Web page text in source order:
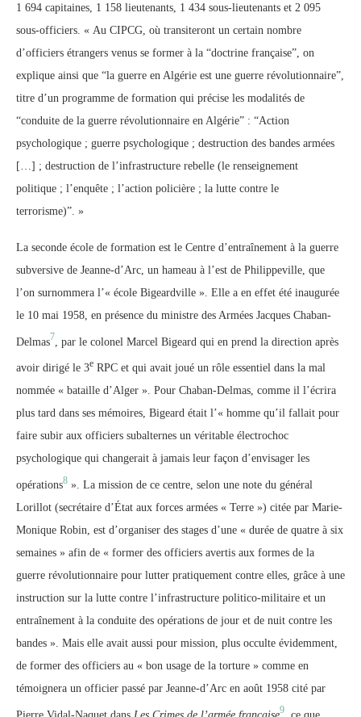
1 694 capitaines, 1 158 lieutenants, 1 434 sous-lieutenants et 2 095
sous-officiers. « Au CIPCG, où transiteront un certain nombre
d’officiers étrangers venus se former à la “doctrine française”, on
explique ainsi que “la guerre en Algérie est une guerre révolutionnaire”,
titre d’un programme de formation qui précise les modalités de
“conduite de la guerre révolutionnaire en Algérie” : “Action
psychologique ; guerre psychologique ; destruction des bandes armées
[…] ; destruction de l’infrastructure rebelle (le renseignement
politique ; l’enquête ; l’action policière ; la lutte contre le
terrorisme)”. »
La seconde école de formation est le Centre d’entraînement à la guerre
subversive de Jeanne-d’Arc, un hameau à l’est de Philippeville, que
l’on surnommera l’« école Bigeardville ». Elle a en effet été inaugurée
le 10 mai 1958, en présence du ministre des Armées Jacques Chaban-
Delmas7 , par le colonel Marcel Bigeard qui en prend la direction après
avoir dirigé le 3e RPC et qui avait joué un rôle essentiel dans la mal
nommée « bataille d’Alger ». Pour Chaban-Delmas, comme il l’écrira
plus tard dans ses mémoires, Bigeard était l’« homme qu’il fallait pour
faire subir aux officiers subalternes un véritable électrochoc
psychologique qui changerait à jamais leur façon d’envisager les
opérations8 ». La mission de ce centre, selon une note du général
Lorillot (secrétaire d’État aux forces armées « Terre ») citée par Marie-
Monique Robin, est d’organiser des stages d’une « durée de quatre à six
semaines » afin de « former des officiers avertis aux formes de la
guerre révolutionnaire pour lutter pratiquement contre elles, grâce à une
instruction sur la lutte contre l’infrastructure politico-militaire et un
entraînement à la conduite des opérations de jour et de nuit contre les
bandes ». Mais elle avait aussi pour mission, plus occulte évidemment,
de former des officiers au « bon usage de la torture » comme en
témoignera un officier passé par Jeanne-d’Arc en août 1958 cité par
Pierre Vidal-Naquet dans Les Crimes de l’armée française9 , ce que